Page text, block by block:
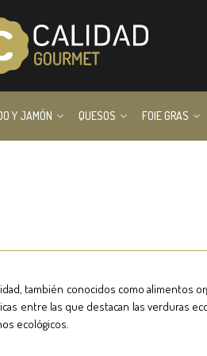
Y JAMÓN QUESOS FOIE GRAS
también conocidos como alimentos
entre las que destacan las verduras
ecológicos.